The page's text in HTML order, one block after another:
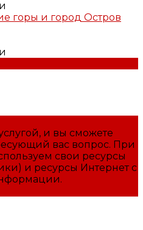
горы и город Остров
и вы сможете
вас вопрос. При
свои ресурсы
и ресурсы Интернет с